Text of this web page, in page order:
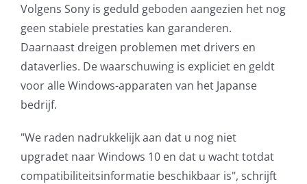
AVG
Office365
Glasvezelverbindingen
Microsoft software licenties
SLA overeenkomsten
Volgens Sony is geduld geboden aangezien het nog
geen stabiele prestaties kan garanderen.
Daarnaast dreigen problemen met drivers en
dataverlies. De waarschuwing is expliciet en geldt
voor alle Windows-apparaten van het Japanse
bedrijf.
"We raden nadrukkelijk aan dat u nog niet
upgradet naar Windows 10 en dat u wacht totdat
compatibiliteitsinformatie beschikbaar is", schrijft